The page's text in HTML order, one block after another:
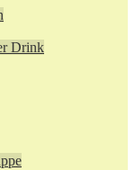
Drink